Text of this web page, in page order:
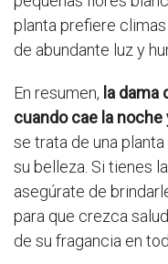
planta prefiere
de abundante luz y
En resumen, la
cuando cae la
se trata de una
su belleza. Si tienes
asegúrate de
para que crezca
de su fragancia en